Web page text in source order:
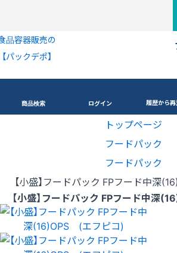
品容器販売の
【パックデポ】
商品検索 ログイン 履歴から
トップページ
フードパック
フードパック
【小盛】フードパック FPフード中深
【小盛】フードパック FPフード中深